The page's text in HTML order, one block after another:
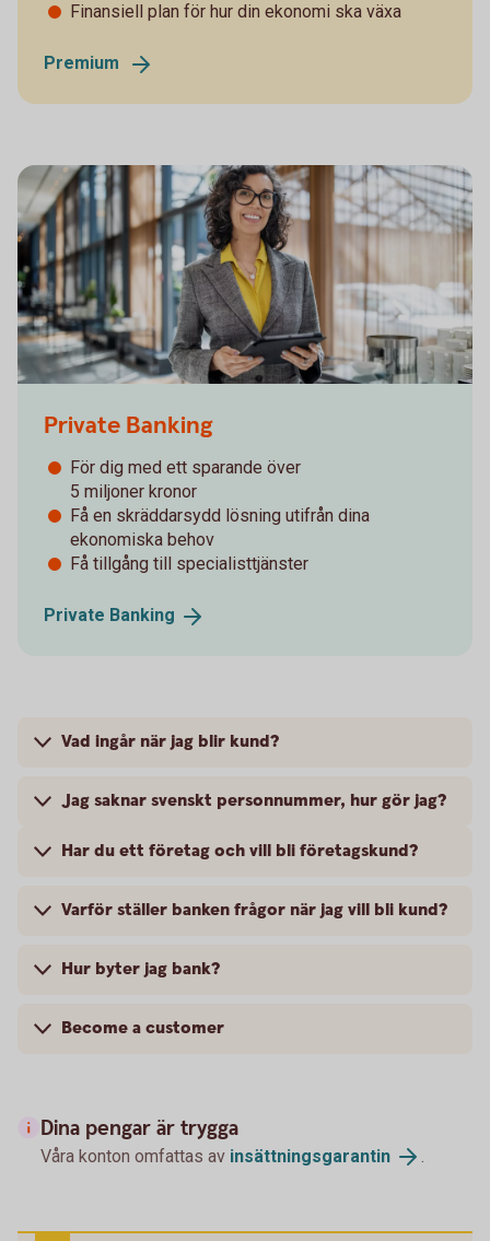
Finansiell plan för hur din ekonomi ska växa
Premium
Private Banking
För dig med ett sparande över
­5 miljoner kronor
Få en skräddarsydd lösning utifrån dina
ekonomiska behov
Få tillgång till specialisttjänster
Private Banking
Vad ingår när jag blir kund?
Jag saknar svenskt personnummer, hur gör jag?
Har du ett företag och vill bli företagskund?
Varför ställer banken frågor när jag vill bli kund?
Hur byter jag bank?
Become a customer
Dina pengar är trygga
Våra konton omfattas av insättningsgarantin